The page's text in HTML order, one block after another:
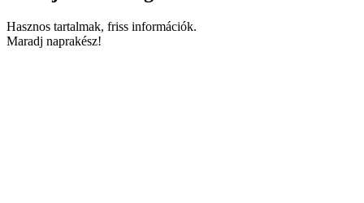
Hasznos tartalmak, friss információk.
Maradj naprakész!